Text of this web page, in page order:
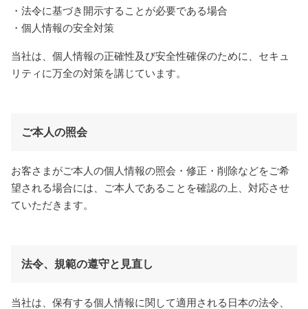
・法令に基づき開示することが必要である場合
・個人情報の安全対策
当社は、個人情報の正確性及び安全性確保のために、セキュ
リティに万全の対策を講じています。
ご本人の照会
お客さまがご本人の個人情報の照会・修正・削除などをご希
望される場合には、ご本人であることを確認の上、対応させ
ていただきます。
法令、規範の遵守と見直し
当社は、保有する個人情報に関して適用される日本の法令、